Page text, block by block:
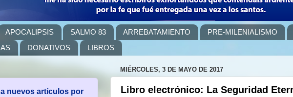
APOCALIPSIS SALMO 83 ARREBATAMIENTO
PRE-MILENIALISMO
DONATIVOS LIBROS
MIÉRCOLES, 3 DE MAYO DE 2017
Libro electrónico: La Seguridad
nuevos artículos por